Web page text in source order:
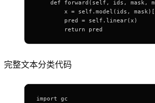
def forward(self, ids, mask,
x = self.model(ids,
        pred = self.linear(x)
        return pred
完整文本分类代码
import gc